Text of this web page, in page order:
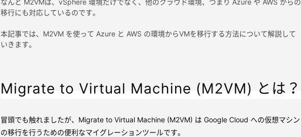
なんと M2VMは、vSphere 環境だけでなく、他のクラウド環境、つまり Azure や AWS からの
移行にも対応しているのです。
本記事では、M2VM を使って Azure と AWS の環境からVMを移行する方法について解説して
いきます。
Migrate to Virtual Machine (M2VM) とは？
冒頭でも触れましたが、Migrate to Virtual Machine (M2VM) は Google Cloud への仮想マシン
の移行を行うための便利なマイグレーションツールです。